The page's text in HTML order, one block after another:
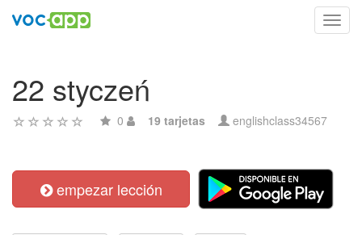
22 styczeń
0 19 tarjetas englishclass34567
empezar lección